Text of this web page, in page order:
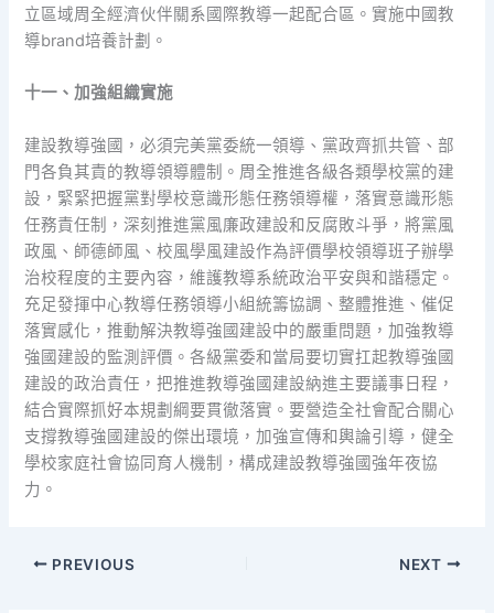
立區域周全經濟伙伴關系國際教導一起配合區。實施中國教
導brand培養計劃。
十一、加強組織實施
建設教導強國，必須完美黨委統一領導、黨政齊抓共管、部
門各負其責的教導領導體制。周全推進各級各類學校黨的建
設，緊緊把握黨對學校意識形態任務領導權，落實意識形態
任務責任制，深刻推進黨風廉政建設和反腐敗斗爭，將黨風
政風、師德師風、校風學風建設作為評價學校領導班子辦學
治校程度的主要內容，維護教導系統政治平安與和諧穩定。
充足發揮中心教導任務領導小組統籌協調、整體推進、催促
落實感化，推動解決教導強國建設中的嚴重問題，加強教導
強國建設的監測評價。各級黨委和當局要切實扛起教導強國
建設的政治責任，把推進教導強國建設納進主要議事日程，
結合實際抓好本規劃綱要貫徹落實。要營造全社會配合關心
支撐教導強國建設的傑出環境，加強宣傳和輿論引導，健全
學校家庭社會協同育人機制，構成建設教導強國強年夜協
力。
PREVIOUS NEXT